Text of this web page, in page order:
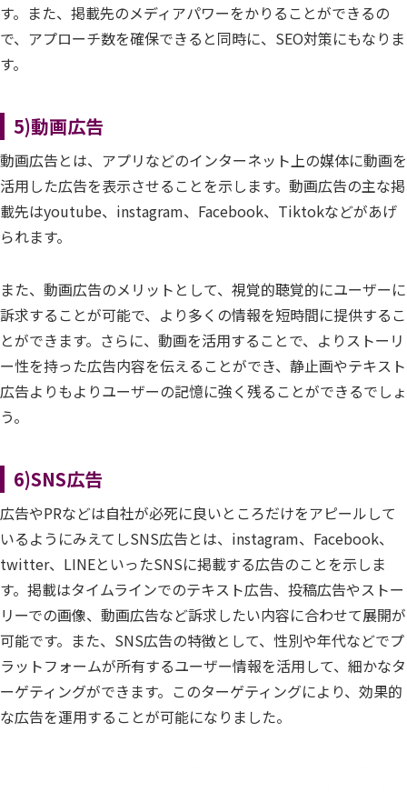
す。また、掲載先のメディアパワーをかりることができるの
で、アプローチ数を確保できると同時に、SEO対策にもなりま
す。
5)動画広告
動画広告とは、アプリなどのインターネット上の媒体に動画を
活用した広告を表示させることを示します。動画広告の主な掲
載先はyoutube、instagram、Facebook、Tiktokなどがあげ
られます。
また、動画広告のメリットとして、視覚的聴覚的にユーザーに
訴求することが可能で、より多くの情報を短時間に提供するこ
とができます。さらに、動画を活用することで、よりストーリ
ー性を持った広告内容を伝えることができ、静止画やテキスト
広告よりもよりユーザーの記憶に強く残ることができるでしょ
う。
6)SNS広告
広告やPRなどは自社が必死に良いところだけをアピールして
いるようにみえてしSNS広告とは、instagram、Facebook、
twitter、LINEといったSNSに掲載する広告のことを示しま
す。掲載はタイムラインでのテキスト広告、投稿広告やストー
リーでの画像、動画広告など訴求したい内容に合わせて展開が
可能です。また、SNS広告の特徴として、性別や年代などでプ
ラットフォームが所有するユーザー情報を活用して、細かなタ
ーゲティングができます。このターゲティングにより、効果的
な広告を運用することが可能になりました。